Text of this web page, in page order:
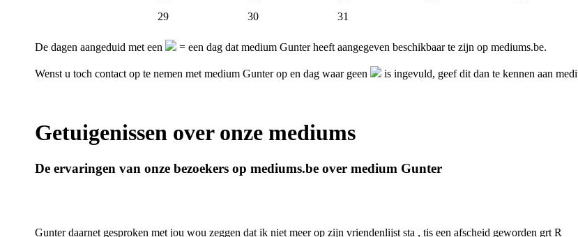
29
30 31
De dagen aangeduid met een = een dag dat medium Gunter heeft aangegeven beschikbaar te zijn op mediums.be.
Wenst u toch contact op te nemen met medium Gunter op en dag waar geen is ingevuld, geef dit dan te kennen aan
Getuigenissen over onze mediums
De ervaringen van onze bezoekers op mediums.be over medium Gunter
Gunter daarnet gesproken met jou wou zeggen dat ik niet meer op zijn vriendenlijst sta , tis een afscheid geworden grt R